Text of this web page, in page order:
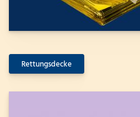
Rettungsdecke